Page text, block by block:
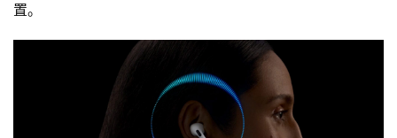
置。